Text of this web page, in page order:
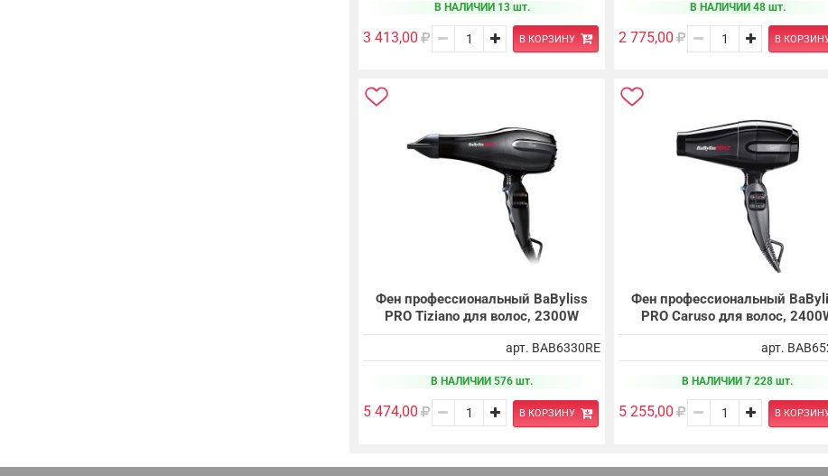
В НАЛИЧИИ 13 шт.
3 413,00 В КОРЗИНУ
В НАЛИЧИИ 48 шт.
2 775,00 В
Фен профессиональный BaByliss
PRO Tiziano для волос, 2300W
арт. BAB6330RE
В НАЛИЧИИ 576 шт.
5 474,00 В КОРЗИНУ
Фен профессиональный
PRO Caruso для волос,
арт.
В НАЛИЧИИ 7 228 шт.
5 255,00 В